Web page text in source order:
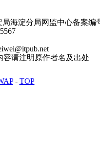
海淀分局网监中心备案编
容请注明原作者名及出处
- TOP